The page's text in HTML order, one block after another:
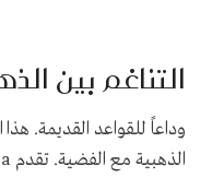
التناغم بين
وداعاً للقواعد القديمة.